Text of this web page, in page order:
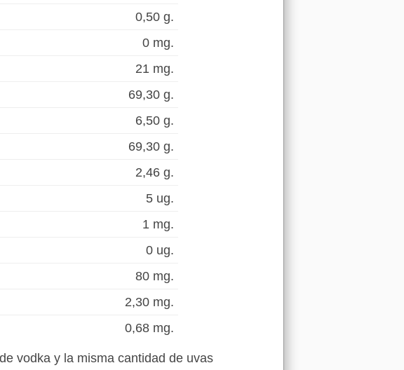
0,50 g.
0 mg.
21 mg.
69,30 g.
6,50 g.
69,30 g.
2,46 g.
5 ug.
1 mg.
0 ug.
80 mg.
2,30 mg.
0,68 mg.
vodka y la misma cantidad de uvas